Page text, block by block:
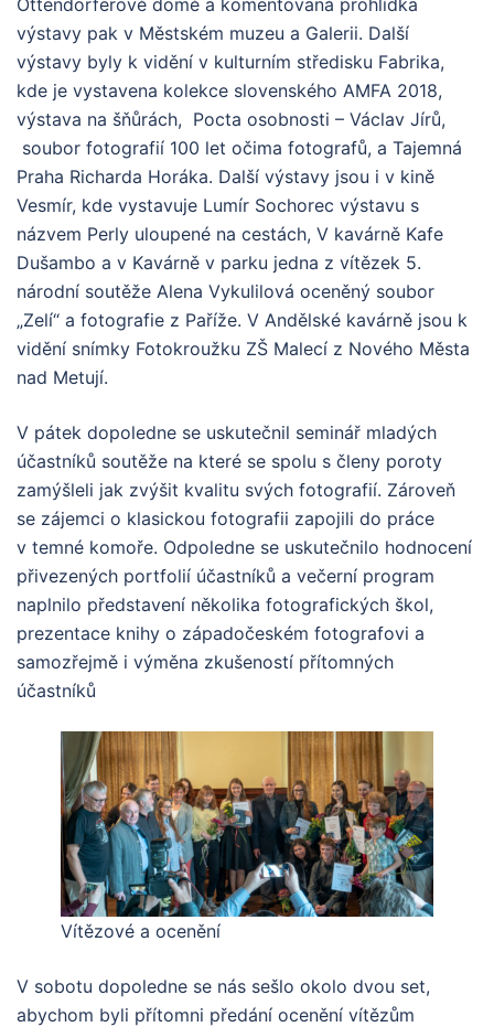
Ottendorferově domě a komentovaná prohlídka
výstavy pak v Městském muzeu a Galerii. Další
výstavy byly k vidění v kulturním středisku Fabrika,
kde je vystavena kolekce slovenského AMFA 2018,
výstava na šňůrách, Pocta osobnosti – Václav Jírů,
soubor fotografií 100 let očima fotografů, a Tajemná
Praha Richarda Horáka. Další výstavy jsou i v kině
Vesmír, kde vystavuje Lumír Sochorec výstavu s
názvem Perly uloupené na cestách, V kavárně Kafe
Dušambo a v Kavárně v parku jedna z vítězek 5.
národní soutěže Alena Vykulilová oceněný soubor
„Zelí“ a fotografie z Paříže. V Andělské kavárně jsou k
vidění snímky Fotokroužku ZŠ Malecí z Nového Města
nad Metují.
V pátek dopoledne se uskutečnil seminář mladých
účastníků soutěže na které se spolu s členy poroty
zamýšleli jak zvýšit kvalitu svých fotografií. Zároveň
se zájemci o klasickou fotografii zapojili do práce
v temné komoře. Odpoledne se uskutečnilo hodnocení
přivezených portfolií účastníků a večerní program
naplnilo představení několika fotografických škol,
prezentace knihy o západočeském fotografovi a
samozřejmě i výměna zkušeností přítomných
účastníků
Vítězové a ocenění
V sobotu dopoledne se nás sešlo okolo dvou set,
abychom byli přítomni předání ocenění vítězům